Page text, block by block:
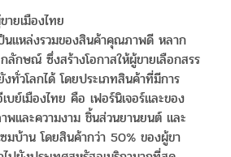
ยเมืองไทย
นแหล่งรวมของสินค้าคุณภาพดี หลาก
ลักษณ์ ซึ่งสร้างโอกาสให้ผู้ขายเลือกสรร
ทั่วโลกได้ โดยประเภทสินค้าที่มีการ
บย์เมืองไทย คือ เฟอร์นิเจอร์และของ
และความงาม ชิ้นส่วนยานยนต์ และ
มบ้าน โดยสินค้ากว่า 50% ของผู้ขา